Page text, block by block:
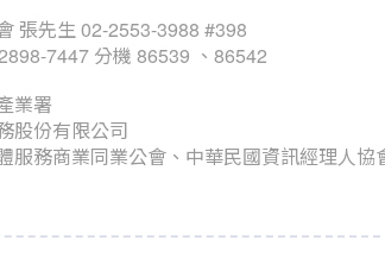
張先生 02-2553-3988 #398
7447 分機 86539 、86542
業署
股份有限公司
服務商業同業公會、中華民國資訊經理人協